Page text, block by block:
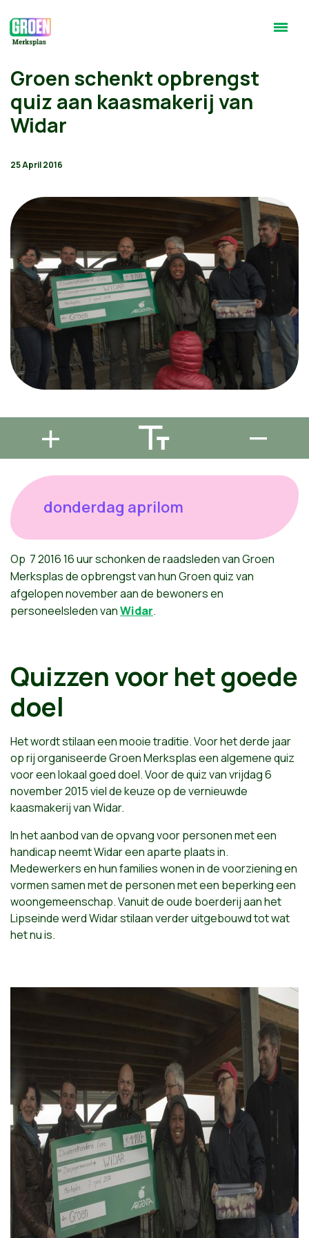
Groen schenkt opbrengst
quiz aan kaasmakerij van
Widar
25 April 2016
donderdag aprilom
Op 7201616uurschonkenderaadsledenvanGroen
MerksplasdeopbrengstvanhunGroenquiz van
afgelopennovemberaande bewonersen
personeelsledenvanWidar.
Quizzen voor het goede
doel
Het wordt stilaan een mooie traditie. Voor het derde jaar
op rij organiseerde Groen Merksplas een algemene quiz
voor een lokaal goed doel. Voor de quiz van vrijdag 6
november 2015 viel de keuze op de vernieuwde
kaasmakerij van Widar.
In het aanbod van de opvang voor personen met een
handicap neemt Widar een aparte plaats in.
Medewerkers en hun families wonen in de voorziening en
vormen samen met de personen met een beperking een
woongemeenschap. Vanuit de oude boerderij aan het
Lipseinde werd Widar stilaan verder uitgebouwd tot wat
het nu is.